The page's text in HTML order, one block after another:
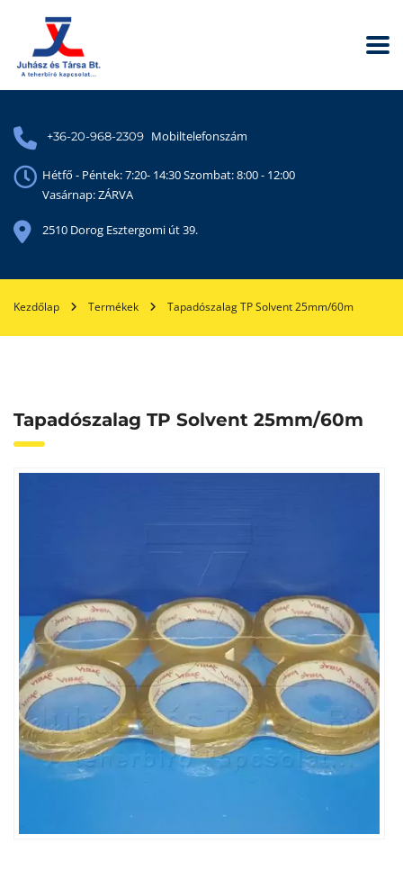
+36-20-968-2309 Mobiltelefonszám
Hétfő - Péntek: 7:20- 14:30 Szombat: 8:00 - 12:00
Vasárnap: ZÁRVA
2510 Dorog Esztergomi út 39.
Kezdőlap Termékek Tapadószalag TP Solvent 25mm/60m
Tapadószalag TP Solvent 25mm/60m